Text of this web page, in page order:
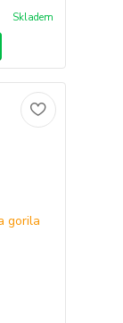
Skladem